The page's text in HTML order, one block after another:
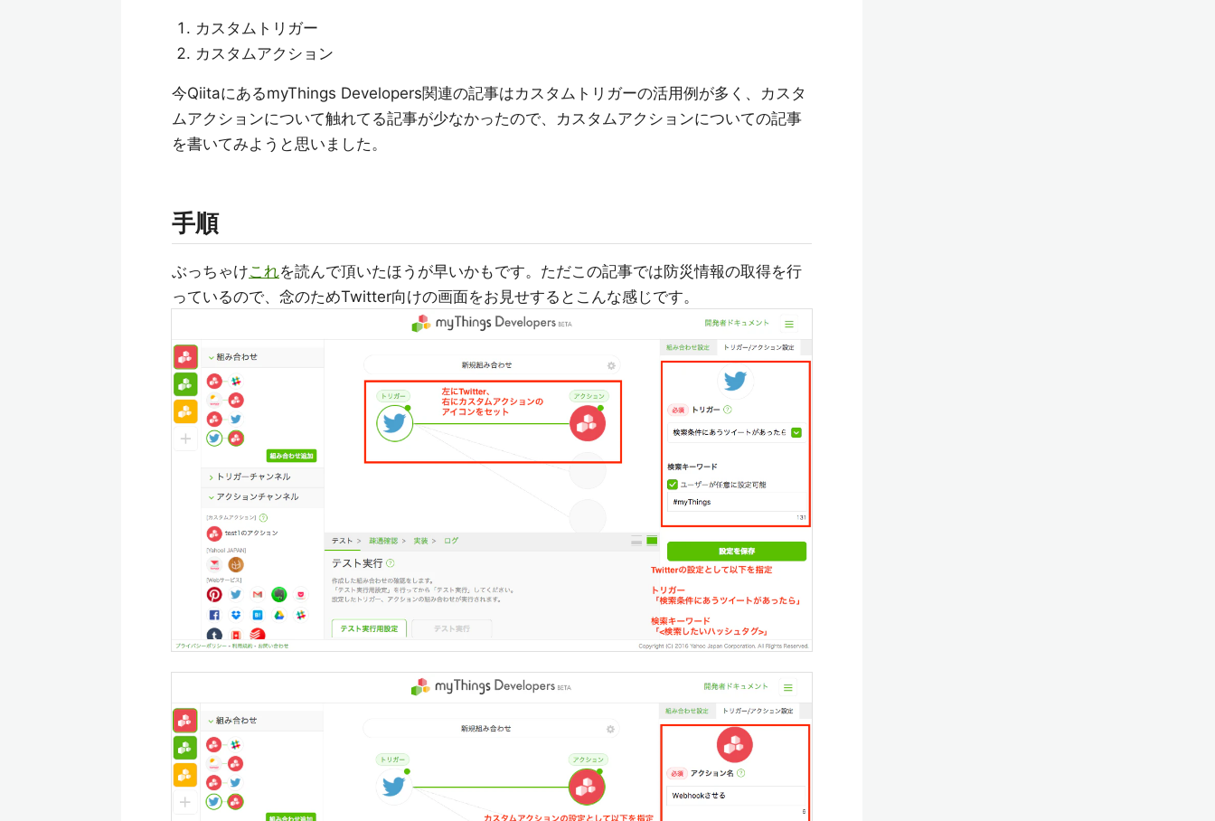
カスタムトリガー
カスタムアクション
今QiitaにあるmyThings Developers関連の記事はカスタムトリガーの活用例が多く、カスタ
ムアクションについて触れてる記事が少なかったので、カスタムアクションについての記事
を書いてみようと思いました。
手順
ぶっちゃけこれを読んで頂いたほうが早いかもです。ただこの記事では防災情報の取得を行
っているので、念のためTwitter向けの画面をお見せするとこんな感じです。